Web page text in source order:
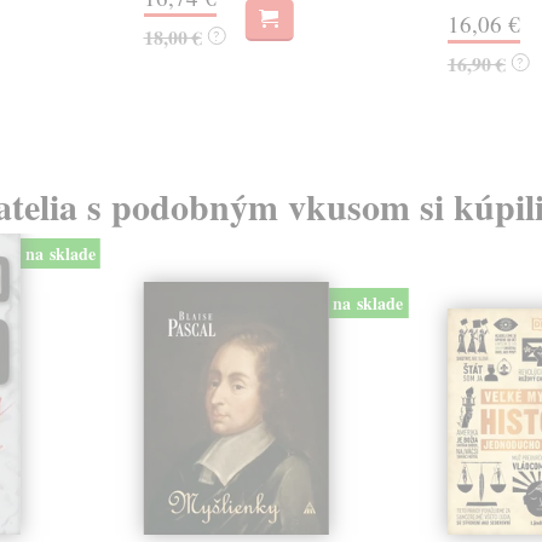
18,00 € ? 16,06 €
16,90 € ?
s podobným vkusom si
na sklade
na sklade